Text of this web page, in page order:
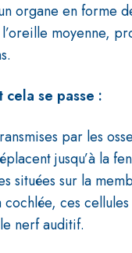
organe en forme
moyenne,
cela se passe :
par les
jusqu’à la
situées sur la
cochlée, ces
nerf auditif.